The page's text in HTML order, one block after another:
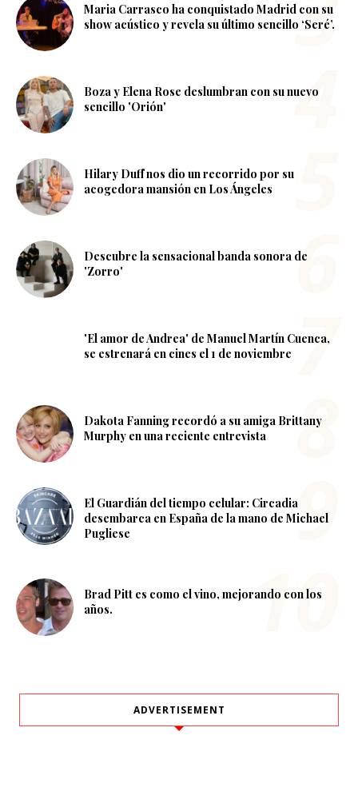
Maria Carrasco ha conquistado Madrid con su
show acústico y revela su último sencillo ‘Seré’.
Boza y Elena Rose deslumbran con su nuevo
sencillo 'Orión'
Hilary Duff nos dio un recorrido por su
acogedora mansión en Los Ángeles
Descubre la sensacional banda sonora de
'Zorro'
'El amor de Andrea' de Manuel Martín Cuenca,
se estrenará en cines el 1 de noviembre
Dakota Fanning recordó a su amiga Brittany
Murphy en una reciente entrevista
El Guardián del tiempo celular: Circadia
desembarca en España de la mano de Michael
Pugliese
Brad Pitt es como el vino, mejorando con los
años.
ADVERTISEMENT